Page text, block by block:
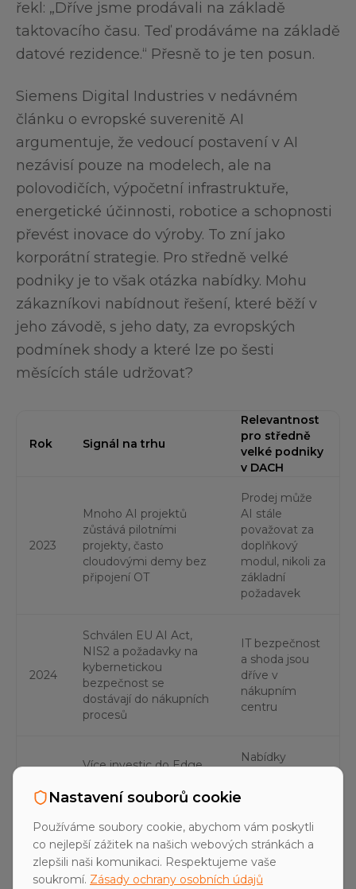
řekl: „Dříve jsme prodávali na základě
taktovacího času. Teď prodáváme na základě
datové rezidence.“ Přesně to je ten posun.
Siemens Digital Industries v nedávném
článku o evropské suverenitě AI
argumentuje, že vedoucí postavení v AI
nezávisí pouze na modelech, ale na
polovodičích, výpočetní infrastruktuře,
energetické účinnosti, robotice a schopnosti
převést inovace do výroby. To zní jako
korporátní strategie. Pro středně velké
podniky je to však otázka nabídky. Mohu
zákazníkovi nabídnout řešení, které běží v
jeho závodě, s jeho daty, za evropských
podmínek shody a které lze po šesti
měsících stále udržovat?
Rok Signál na trhu
Relevantnost
pro středně
velké podniky
v DACH
2023
Mnoho AI projektů
zůstává pilotními
projekty, často
cloudovými demy bez
připojení OT
Prodej může
AI stále
považovat za
doplňkový
modul, nikoli za
základní
požadavek
2024
Schválen EU AI Act,
NIS2 a požadavky na
kybernetickou
bezpečnost se
dostávají do nákupních
procesů
IT bezpečnost
a shoda jsou
dříve v
nákupním
centru
2025
Více investic do Edge
a lokálních datových
jako Trumpf, Phoenix
Contact a Festo
Nabídky
nejen
prezentace
ROI
Nastavení souborů cookie
Používáme soubory cookie, abychom vám poskytli
co nejlepší zážitek na našich webových stránkách a
zlepšili naši komunikaci. Respektujeme vaše
soukromí. Zásady ochrany osobních údajů